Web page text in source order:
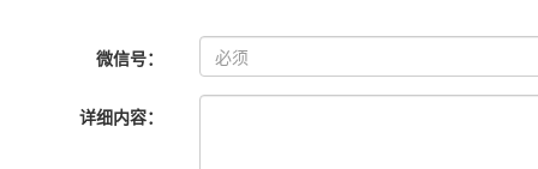
微信号：
详细内容：